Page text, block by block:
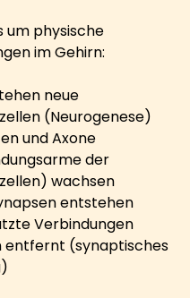
um physische
im Gehirn:
neue
(Neurogenese)
und Axone
der
wachsen
entstehen
Verbindungen
entfernt (synaptisches